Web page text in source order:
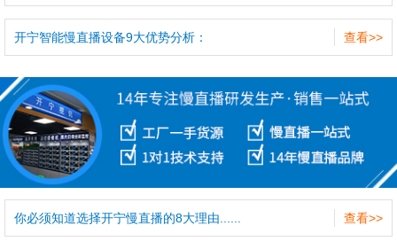
查看>>
开宁智能慢直播设备9大优势分析：
查看>>
你必须知道选择开宁慢直播的8大理由......